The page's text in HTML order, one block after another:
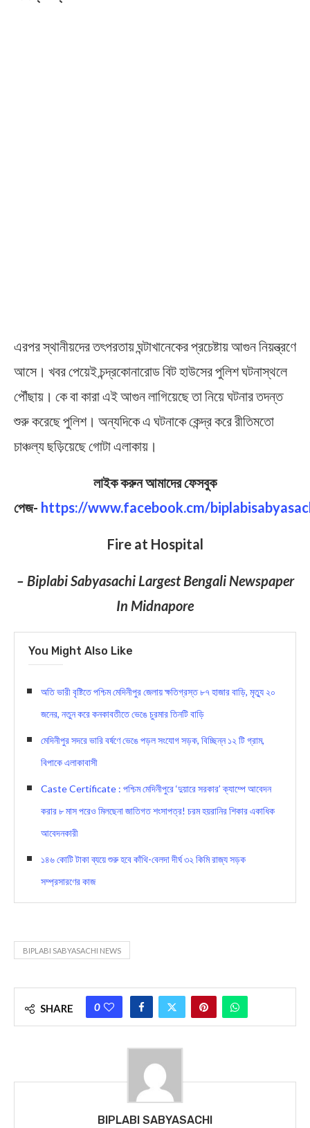
এরপর স্থানীয়দের তৎপরতায় ঘন্টাখানেকের প্রচেষ্টায় আগুন নিয়ন্ত্রণে
আসে। খবর পেয়েই চন্দ্রকোনারোড বিট হাউসের পুলিশ ঘটনাস্থলে
পৌঁছায়। কে বা কারা এই আগুন লাগিয়েছে তা নিয়ে ঘটনার তদন্ত
শুরু করেছে পুলিশ। অন্যদিকে এ ঘটনাকে কেন্দ্র করে রীতিমতো
চাঞ্চল্য ছড়িয়েছে গোটা এলাকায়।
লাইক করুন আমাদের ফেসবুক
পেজ- https://www.facebook.cm/
Fire at Hospital
– Biplabi Sabyasachi Largest Bengali Newspaper
In Midnapore
You Might Also Like
অতি ভারী বৃষ্টিতে পশ্চিম মেদিনীপুর জেলায় ক্ষতিগ্রস্ত ৮৭ হাজার বাড়ি, মৃত্যু ২০
জনের, নতুন করে কনকাবতীতে ভেঙে চুরমার তিনটি বাড়ি
মেদিনীপুর সদরে ভারি বর্ষণে ভেঙে পড়ল সংযোগ সড়ক, বিচ্ছিন্ন ১২ টি গ্রাম,
বিপাকে এলাকাবাসী
Caste Certificate : পশ্চিম মেদিনীপুরে ‘দুয়ারে সরকার’ ক্যাম্পে আবেদন
করার ৮ মাস পরেও মিলছেনা জাতিগত শংসাপত্র! চরম হয়রানির শিকার একাধিক
আবেদনকারী
১৪৬ কোটি টাকা ব্যয়ে শুরু হবে কাঁথি-বেলদা দীর্ঘ ৩২ কিমি রাজ্য সড়ক
সম্প্রসারণের কাজ
BIPLABI SABYASACHI NEWS
SHARE 0
BIPLABI SABYASACHI